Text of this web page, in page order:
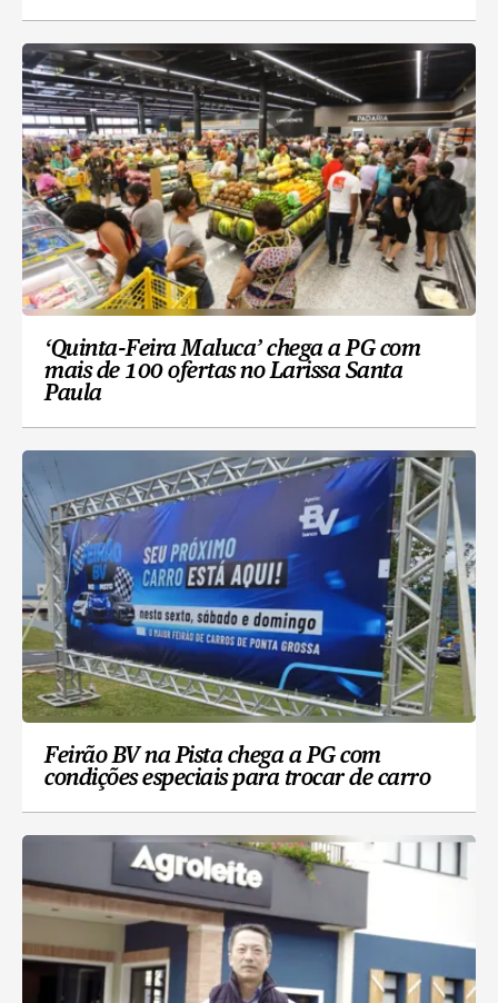
‘Quinta-Feira Maluca’ chega a PG com
mais de 100 ofertas no Larissa Santa
Paula
Feirão BV na Pista chega a PG com
condições especiais para trocar de carro